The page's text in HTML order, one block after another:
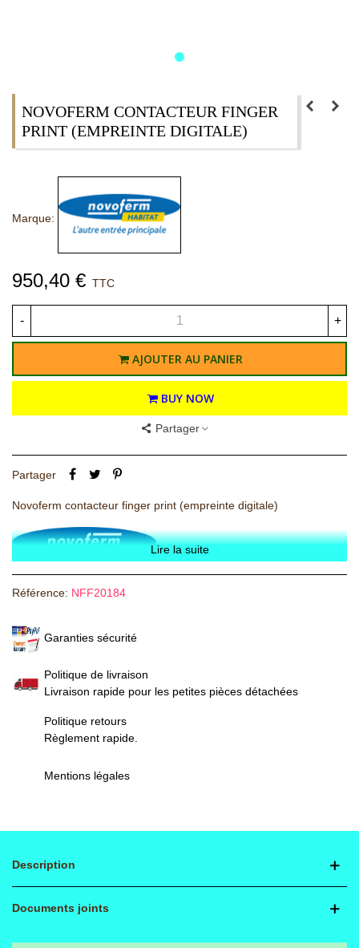
NOVOFERM CONTACTEUR FINGER
PRINT (EMPREINTE DIGITALE)
Marque:
950,40 € TTC
- +
AJOUTER AU PANIER
BUY NOW
Partager
Partager
Novoferm contacteur finger print (empreinte digitale)
Lire la suite
Référence: NFF20184
Garanties sécurité
Politique de livraison
Livraison rapide pour les petites pièces détachées
Politique retours
Règlement rapide.
Mentions légales
Description
Documents joints